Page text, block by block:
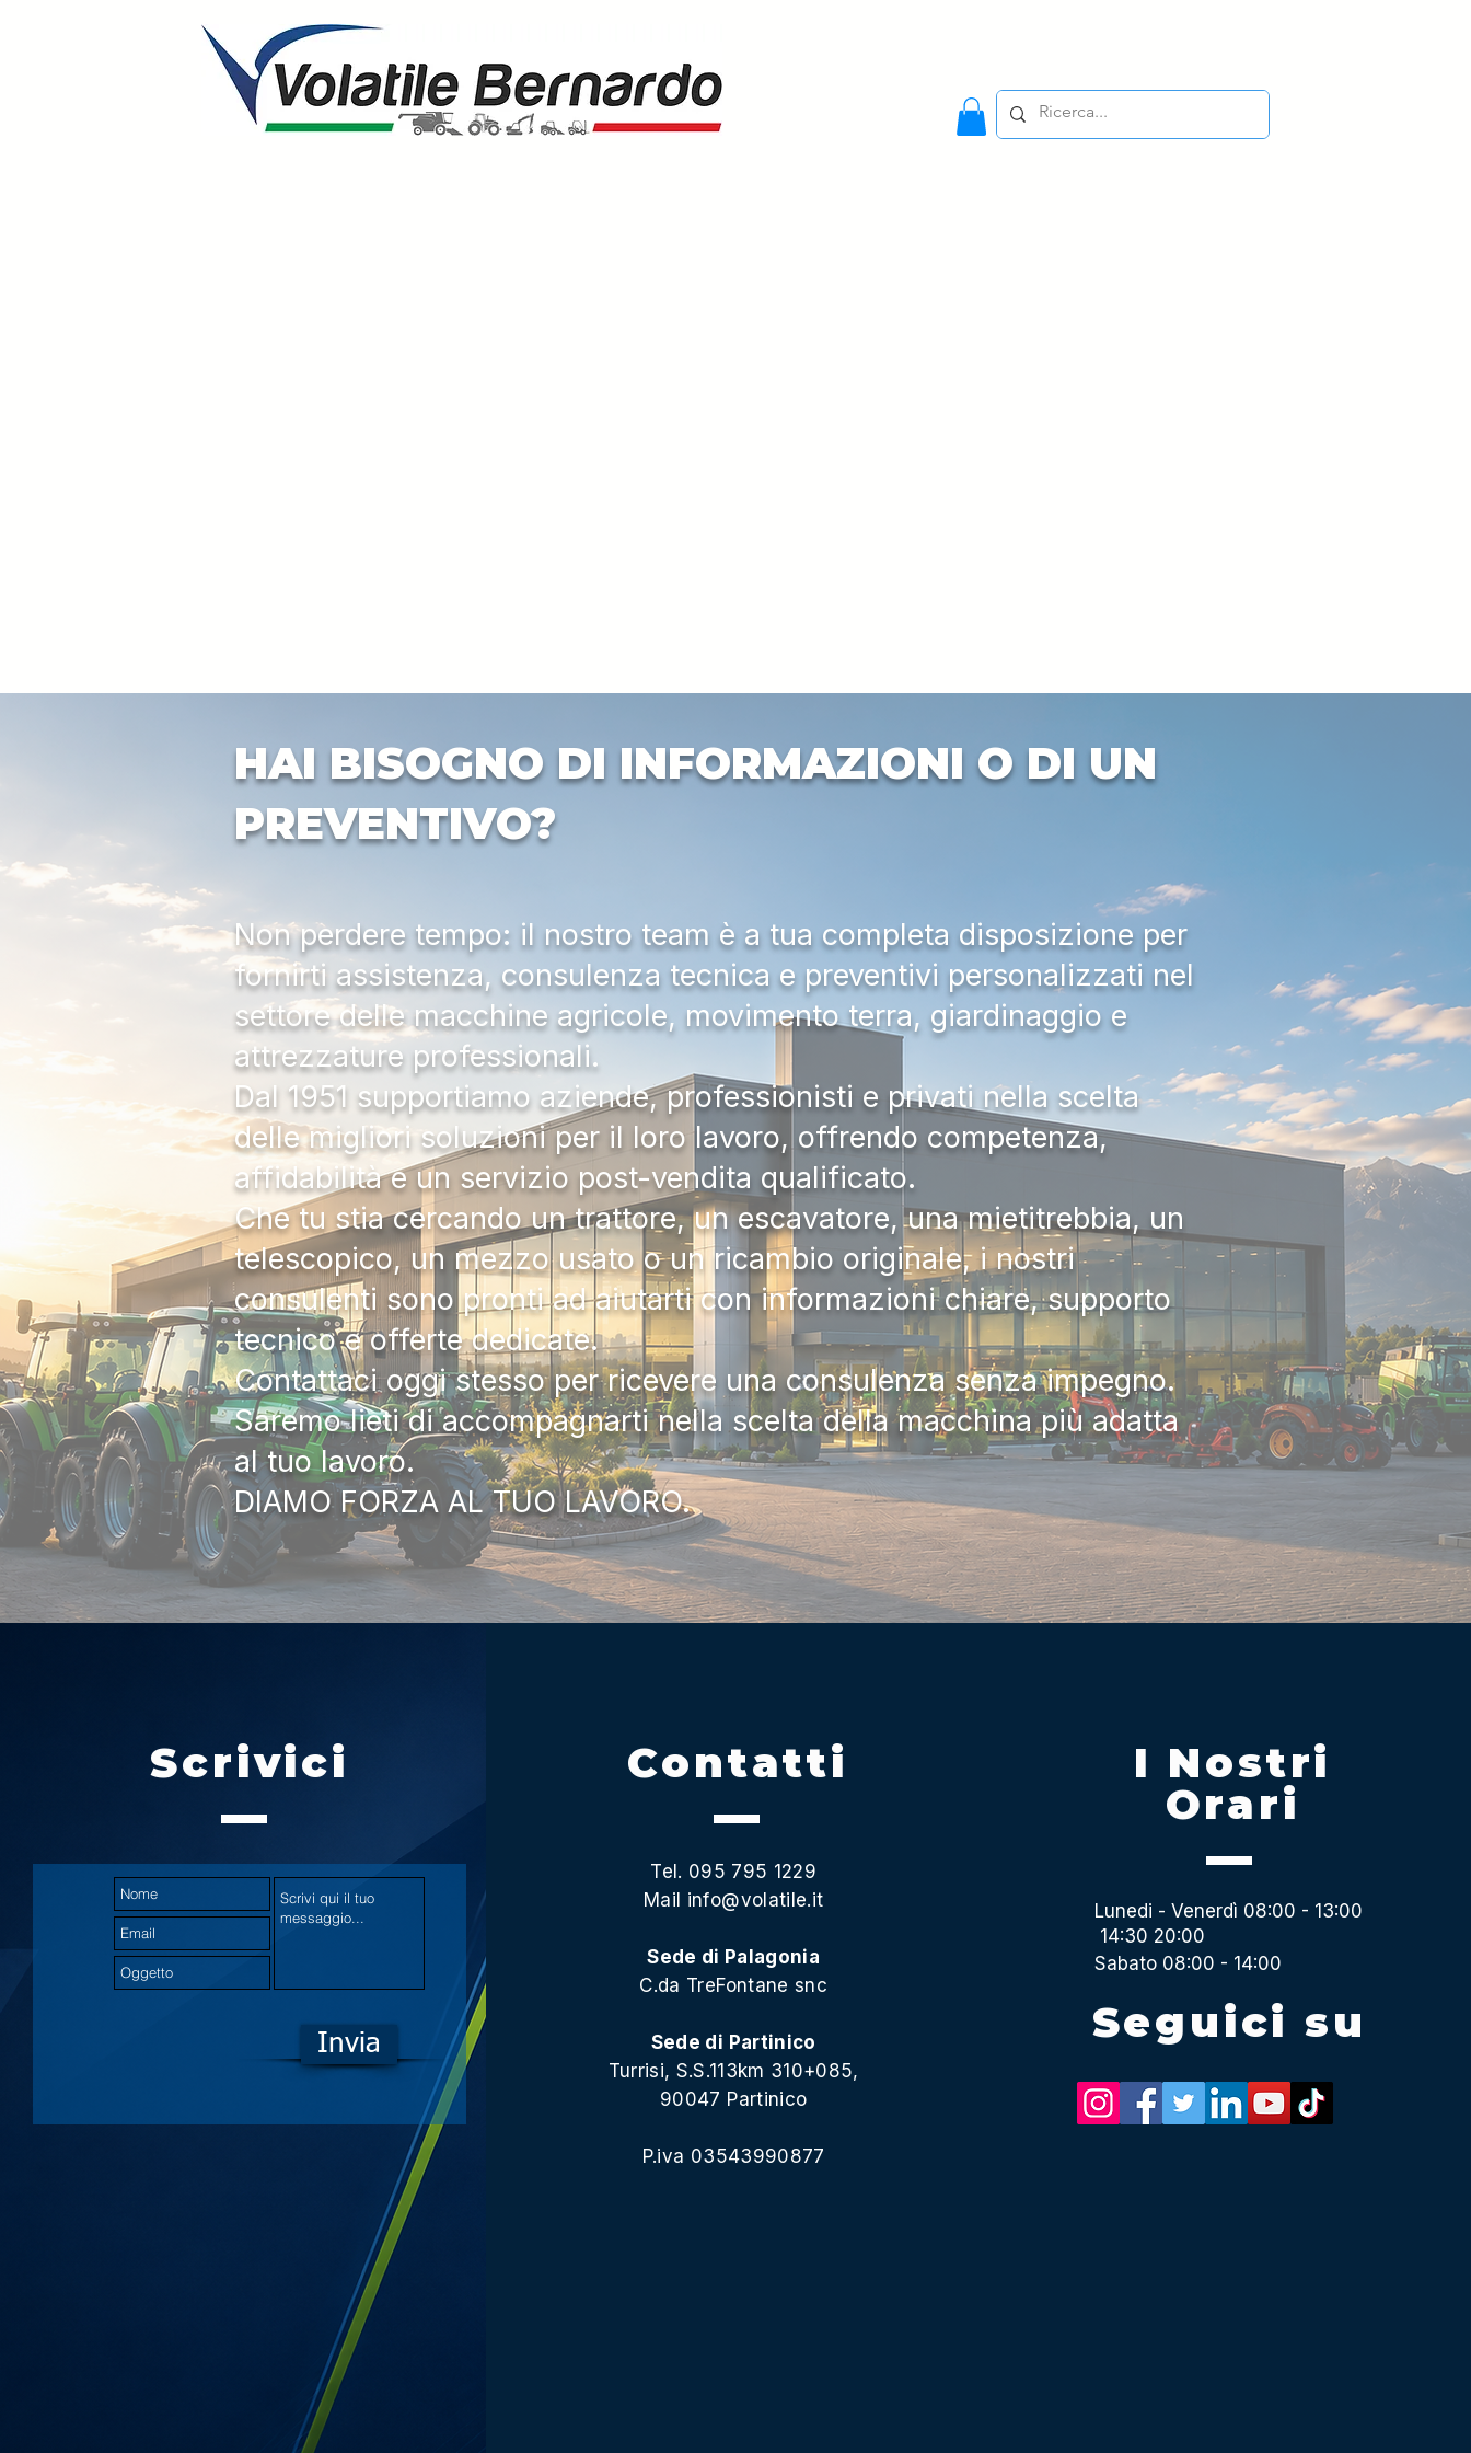
HAI BISOGNO DI INFORMAZIONI O DI UN
PREVENTIVO?
Non perdere tempo: il nostro team è a tua completa disposizione per
fornirti assistenza, consulenza tecnica e preventivi personalizzati nel
settore delle macchine agricole, movimento terra, giardinaggio e
attrezzature professionali.
Dal 1951 supportiamo aziende, professionisti e privati nella scelta
delle migliori soluzioni per il loro lavoro, offrendo competenza,
affidabilità e un servizio post-vendita qualificato.
Che tu stia cercando un trattore, un escavatore, una mietitrebbia, un
telescopico, un mezzo usato o un ricambio originale, i nostri
consulenti sono pronti ad aiutarti con informazioni chiare, supporto
tecnico e offerte dedicate.
Contattaci oggi stesso per ricevere una consulenza senza impegno.
Saremo lieti di accompagnarti nella scelta della macchina più adatta
al tuo lavoro.
DIAMO FORZA AL TUO LAVORO.
Scrivici
Invia
Contatti
Tel. 095 795 1229
Mail info@volatile.it
Sede di Palagonia
C.da TreFontane snc
Sede di Partinico
Turrisi, S.S.113km 310+085,
90047 Partinico
P.iva 03543990877
I Nostri
Orari
Lunedi - Venerdì 08:00 - 13:00
14:30 20:00
Sabato 08:00 - 14:00
Seguici su